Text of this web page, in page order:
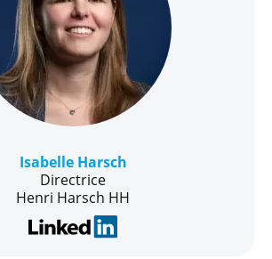
Isabelle Harsch
Directrice
Henri Harsch HH